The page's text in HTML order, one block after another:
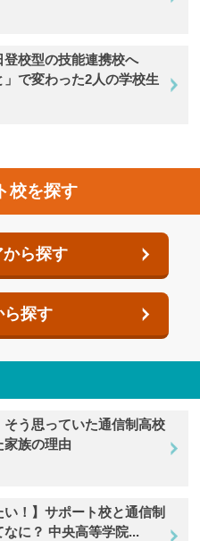
校型の技能連携校へ
」で変わった2人の学校生
校を探す
ら探す
ら探す
そう思っていた通信制高校
家族の理由
い！】サポート校と通信制
に？ 中央高等学院...